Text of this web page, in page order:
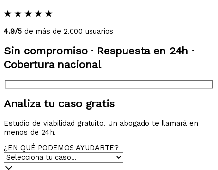
★ ★ ★ ★ ★
4.9/5 de más de 2.000 usuarios
Sin compromiso · Respuesta en 24h ·
Cobertura nacional
Analiza tu caso gratis
Estudio de viabilidad gratuito. Un abogado te llamará en
menos de 24h.
¿EN QUÉ PODEMOS AYUDARTE?